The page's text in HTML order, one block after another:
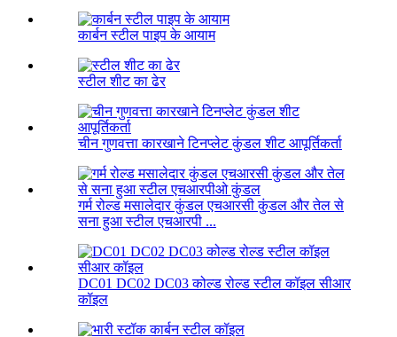
कार्बन स्टील पाइप के आयाम
स्टील शीट का ढेर
चीन गुणवत्ता कारखाने टिनप्लेट कुंडल शीट आपूर्तिकर्ता
गर्म रोल्ड मसालेदार कुंडल एचआरसी कुंडल और तेल से
सना हुआ स्टील एचआरपी ...
DC01 DC02 DC03 कोल्ड रोल्ड स्टील कॉइल सीआर
कॉइल